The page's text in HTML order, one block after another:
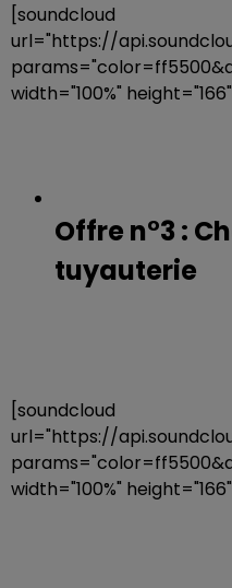
[soundcloud
url="https://
width="100%"
Offre n°3 :
tuyauterie
[soundcloud
url="https://
width="100%"